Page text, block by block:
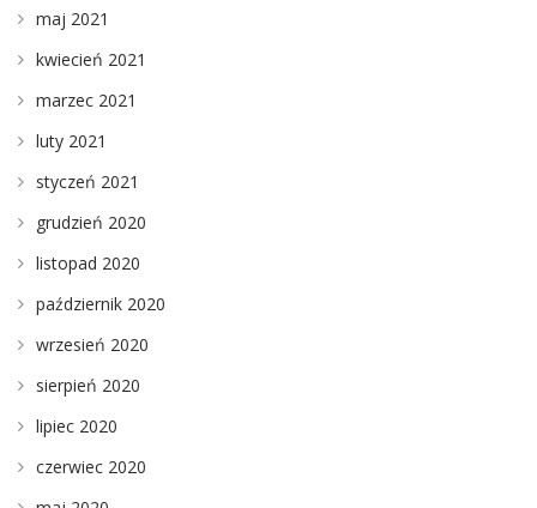
maj 2021
kwiecień 2021
marzec 2021
luty 2021
styczeń 2021
grudzień 2020
listopad 2020
październik 2020
wrzesień 2020
sierpień 2020
lipiec 2020
czerwiec 2020